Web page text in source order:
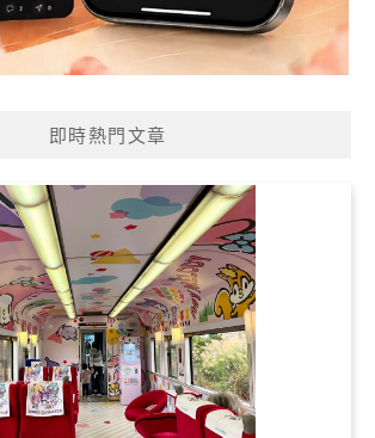
即時熱門文章